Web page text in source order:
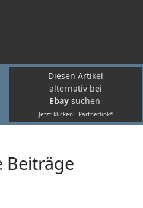
Diesen Artikel
alternativ bei
Ebay suchen
Jetzt klicken!- Partnerlink*
Beiträge